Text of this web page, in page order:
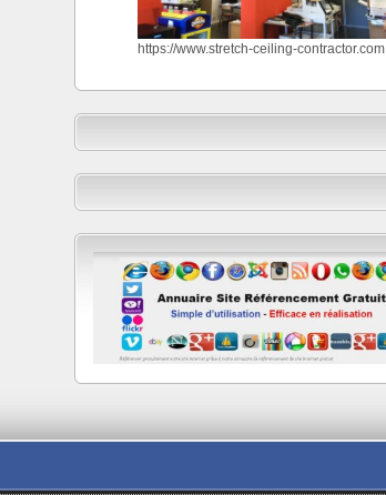
https://www.stretch-ceiling-contractor.com